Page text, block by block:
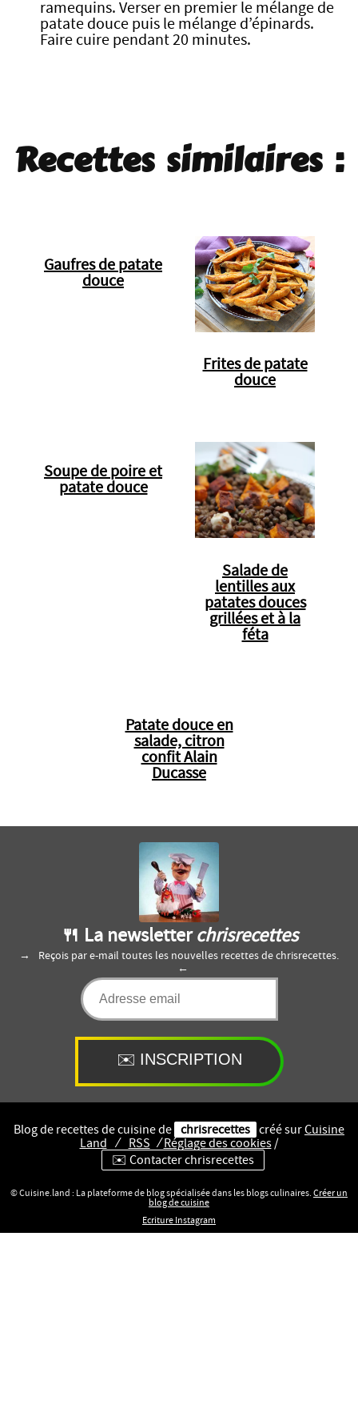
ramequins. Verser en premier le mélange de
patate douce puis le mélange d’épinards.
Faire cuire pendant 20 minutes.
Recettes similaires :
Gaufres de patate
douce
Frites de patate
douce
Soupe de poire et
patate douce
Salade de
lentilles aux
patates douces
grillées et à la
féta
Patate douce en
salade, citron
confit Alain
Ducasse
🍴 La newsletter chrisrecettes
Reçois par e-mail toutes les nouvelles recettes de chrisrecettes.
Blog de recettes de cuisine de chrisrecettes créé surCuisine
Land
⁄ RSS ⁄Réglage des cookies/
✉️ Contacter chrisrecettes
© Cuisine.land : La plateforme de blog spécialisée dans les blogs culinaires. Créer un
blog de cuisine
Ecriture Instagram